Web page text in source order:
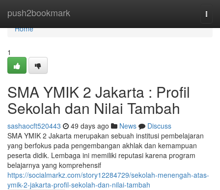
push2bookmark
Home
Home
1
SMA YMIK 2 Jakarta : Profil
Sekolah dan Nilai Tambah
sashaocft520443 49 days ago News
Discuss
SMA YMIK 2 Jakarta merupakan sebuah institusi pembelajaran
yang berfokus pada pengembangan akhlak dan kemampuan
peserta didik. Lembaga ini memiliki reputasi karena program
belajarnya yang komprehensif
https://socialmarkz.com/story12284729/sekolah-menengah-atas-
ymik-2-jakarta-profil-sekolah-dan-nilai-tambah